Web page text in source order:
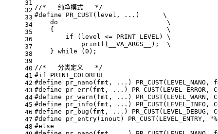
31
32
33
34
35
36
37
38
39
40
41
42
43
44
45
46
47
48
//*   纯净模式   */
#define PR_CUST(level, ...)      \
    do                            \
    {                             \
if (level <= PRINT_LEVEL) \
            printf(__VA_ARGS__);  \
    } while (0);
//*   分类定义   */
#if PRINT_COLORFUL
#define pr_nano(fmt, ...) PR_CUST(LEVEL_NANO,
#define pr_err(fmt, ...) PR_CUST(LEVEL_ERROR,
#define pr_warn(fmt, ...) PR_CUST(LEVEL_WARN,
#define pr_info(fmt, ...) PR_CUST(LEVEL_INFO,
#define pr_bug(fmt, ...) PR_CUST(LEVEL_DEBUG,
#define pr_entry(inout) PR_CUST(LEVEL_ENTRY,
#else